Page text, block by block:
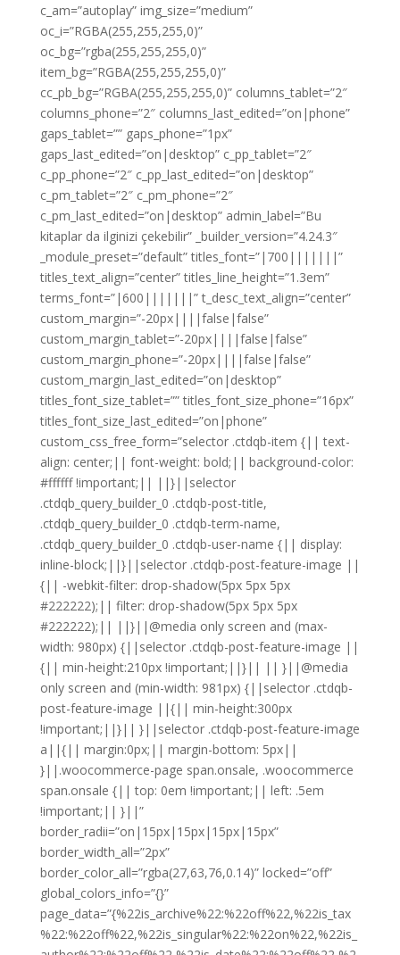
c_am=”autoplay” img_size=”medium”
oc_i=”RGBA(255,255,255,0)”
oc_bg=”rgba(255,255,255,0)”
item_bg=”RGBA(255,255,255,0)”
cc_pb_bg=”RGBA(255,255,255,0)” columns_tablet=”2″
columns_phone=”2″ columns_last_edited=”on|phone”
gaps_tablet=”” gaps_phone=”1px”
gaps_last_edited=”on|desktop” c_pp_tablet=”2″
c_pp_phone=”2″ c_pp_last_edited=”on|desktop”
c_pm_tablet=”2″ c_pm_phone=”2″
c_pm_last_edited=”on|desktop” admin_label=”Bu
kitaplar da ilginizi çekebilir” _builder_version=”4.24.3″
_module_preset=”default” titles_font=”|700|||||||”
titles_text_align=”center” titles_line_height=”1.3em”
terms_font=”|600|||||||” t_desc_text_align=”center”
custom_margin=”-20px||||false|false”
custom_margin_tablet=”-20px||||false|false”
custom_margin_phone=”-20px||||false|false”
custom_margin_last_edited=”on|desktop”
titles_font_size_tablet=”” titles_font_size_phone=”16px”
titles_font_size_last_edited=”on|phone”
custom_css_free_form=”selector .ctdqb-item {|| text-
align: center;|| font-weight: bold;|| background-color:
#ffffff !important;|| ||}||selector
.ctdqb_query_builder_0 .ctdqb-post-title,
.ctdqb_query_builder_0 .ctdqb-term-name,
.ctdqb_query_builder_0 .ctdqb-user-name {|| display:
inline-block;||}||selector .ctdqb-post-feature-image ||
{|| -webkit-filter: drop-shadow(5px 5px 5px
#222222);|| filter: drop-shadow(5px 5px 5px
#222222);|| ||}||@media only screen and (max-
width: 980px) {||selector .ctdqb-post-feature-image ||
{|| min-height:210px !important;||}|| || }||@media
only screen and (min-width: 981px) {||selector .ctdqb-
post-feature-image ||{|| min-height:300px
!important;||}|| }||selector .ctdqb-post-feature-image
a||{|| margin:0px;|| margin-bottom: 5px||
}||.woocommerce-page span.onsale, .woocommerce
span.onsale {|| top: 0em !important;|| left: .5em
!important;|| }||”
border_radii=”on|15px|15px|15px|15px”
border_width_all=”2px”
border_color_all=”rgba(27,63,76,0.14)” locked=”off”
global_colors_info=”{}”
page_data=”{%22is_archive%22:%22off%22,%22is_tax
%22:%22off%22,%22is_singular%22:%22on%22,%22is_